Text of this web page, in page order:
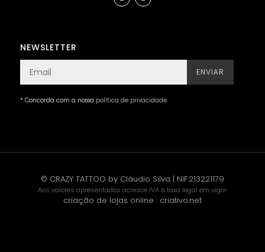
NEWSLETTER
ENVIAR
* Concorda com a nossa política de privacidade.
© CRAZY TATTOO by Cláudio Silva | NIF:213221179
Aos valores apresentados acresce IVA à taxa legal em vigor.
criação de lojas online : criativo.net